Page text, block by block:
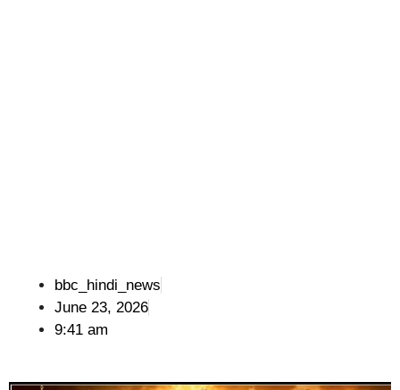
bbc_hindi_news
June 23, 2026
9:41 am